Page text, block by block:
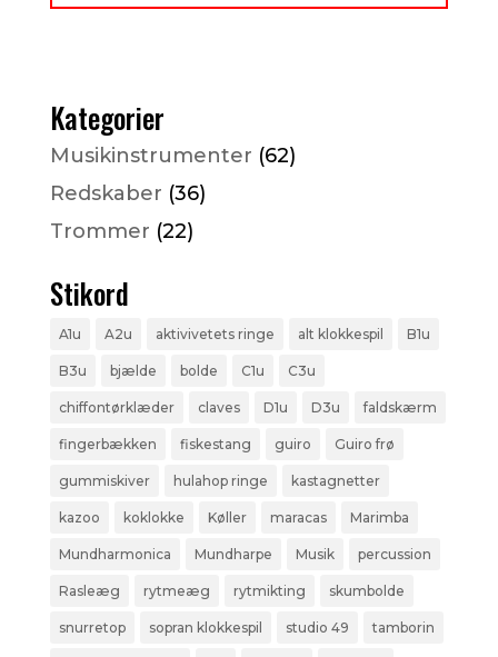
Kategorier
Musikinstrumenter (62)
Redskaber (36)
Trommer (22)
Stikord
A1u A2u aktivivetets ringe alt klokkespil B1u
B3u bjælde bolde C1u C3u
chiffontørklæder claves D1u D3u faldskærm
fingerbækken fiskestang guiro Guiro frø
gummiskiver hulahop ringe kastagnetter
kazoo koklokke Køller maracas Marimba
Mundharmonica Mundharpe Musik percussion
Rasleæg rytmeæg rytmikting skumbolde
snurretop sopran klokkespil studio 49 tamborin